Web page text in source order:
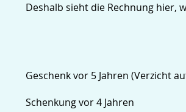
Deshalb sieht die Rechnung hier,
Geschenk vor 5 Jahren (Verzicht
Schenkung vor 4 Jahren